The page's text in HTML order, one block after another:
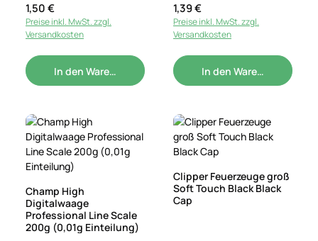
Regulärer Preis:
1,50 €
Preise inkl. MwSt. zzgl.
Versandkosten
In den Warenkorb
Regulärer Preis:
1,39 €
Preise inkl. MwSt. zzgl.
Versandkosten
In den Warenkorb
Champ High
Digitalwaage
Professional Line Scale
200g (0,01g Einteilung)
Clipper Feuerzeuge groß
Soft Touch Black Black
Cap